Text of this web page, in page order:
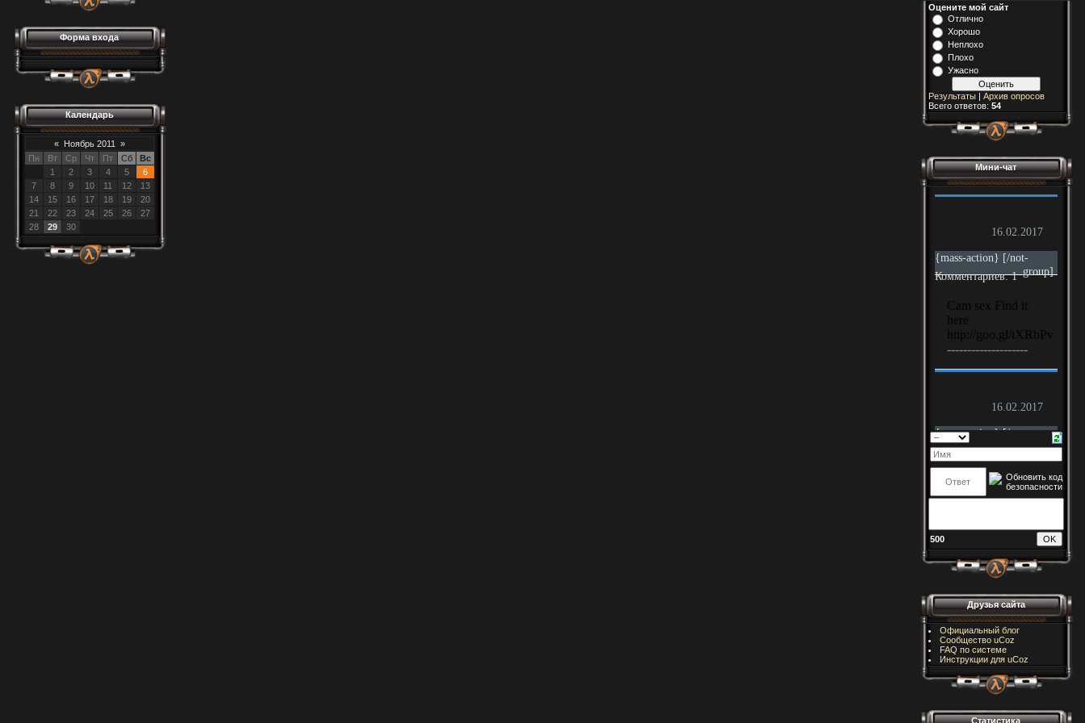
Форма входа
Календарь
« Ноябрь 2011
»
Пн
Вт Ср Чт Пт Сб
Вс
1
2 3 4 5
6
7
8 9 10 11 12
13
14
15 16 17 18 19
20
21
22 23 24 25 26
27
28
29 30
Оцените мой сайт
Отлично
Хорошо
Неплохо
Плохо
Ужасно
Результаты| Архив опросов
Всего ответов: 54
Мини-чат
500
Друзья сайта
Официальный блог
Сообщество uCoz
FAQ по системе
Инструкции для uCoz
Статистика